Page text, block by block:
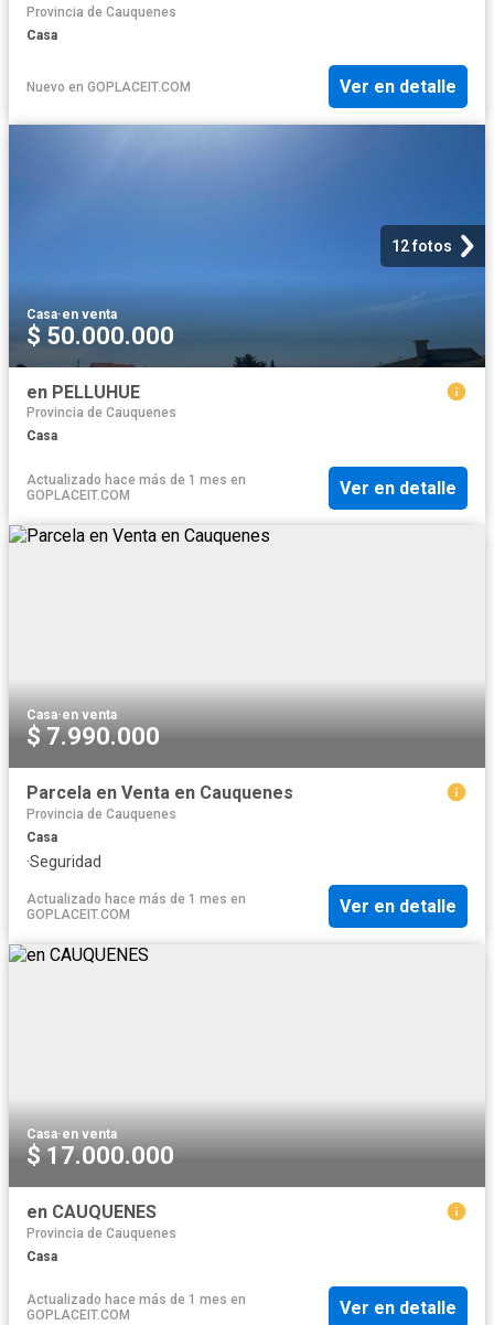
Provincia de Cauquenes
Casa
Nuevo en GOPLACEIT.COM Ver en detalle
12 fotos
Casa·en venta
$ 50.000.000
en PELLUHUE
Provincia de Cauquenes
Casa
Actualizado hace más de 1 mes en
GOPLACEIT.COM
Ver en detalle
Casa·en venta
$ 7.990.000
Parcela en Venta en Cauquenes
Provincia de Cauquenes
Casa
·Seguridad
Actualizado hace más de 1 mes en
GOPLACEIT.COM
Ver en detalle
Casa·en venta
$ 17.000.000
en CAUQUENES
Provincia de Cauquenes
Casa
Actualizado hace más de 1 mes en
GOPLACEIT.COM
Ver en detalle